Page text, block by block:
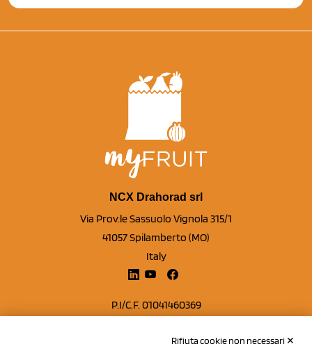
NCX Drahorad srl
Via Prov.le Sassuolo Vignola 315/1
41057 Spilamberto (MO)
Italy
P.I/C.F. 01041460369
Rifiuta cookie non necessari ✕